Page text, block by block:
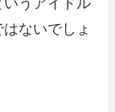
ないでしょ